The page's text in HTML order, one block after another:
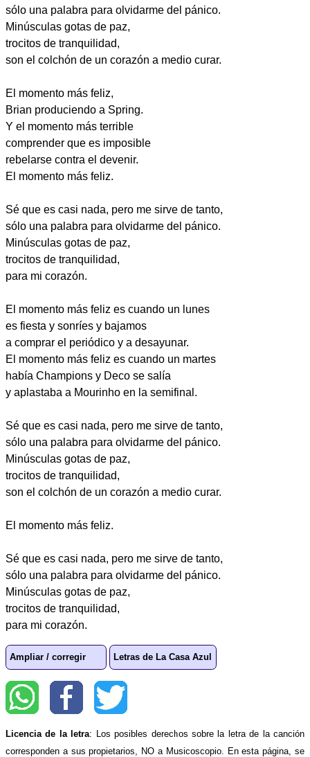
sólo una palabra para olvidarme del pánico.
Minúsculas gotas de paz,
trocitos de tranquilidad,
son el colchón de un corazón a medio curar.
El momento más feliz,
Brian produciendo a Spring.
Y el momento más terrible
comprender que es imposible
rebelarse contra el devenir.
El momento más feliz.
Sé que es casi nada, pero me sirve de tanto,
sólo una palabra para olvidarme del pánico.
Minúsculas gotas de paz,
trocitos de tranquilidad,
para mi corazón.
El momento más feliz es cuando un lunes
es fiesta y sonríes y bajamos
a comprar el periódico y a desayunar.
El momento más feliz es cuando un martes
había Champions y Deco se salía
y aplastaba a Mourinho en la semifinal.
Sé que es casi nada, pero me sirve de tanto,
sólo una palabra para olvidarme del pánico.
Minúsculas gotas de paz,
trocitos de tranquilidad,
son el colchón de un corazón a medio curar.
El momento más feliz.
Sé que es casi nada, pero me sirve de tanto,
sólo una palabra para olvidarme del pánico.
Minúsculas gotas de paz,
trocitos de tranquilidad,
para mi corazón.
Ampliar / corregir Letras de La Casa Azul
Licencia de la letra: Los posibles derechos sobre la letra de la canción
corresponden a sus propietarios, NO a Musicoscopio. En esta página, se